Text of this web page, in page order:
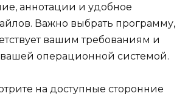
аннотации и удобное
Важно выбрать программу,
вашим требованиям и
операционной системой.
на доступные сторонние